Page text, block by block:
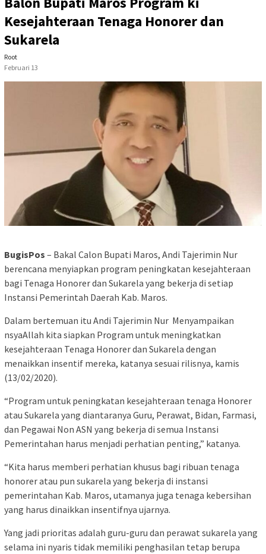
Kesejahteraan Tenaga Honorer dan
Sukarela
Root
Februari 13
BugisPos – Bakal Calon Bupati Maros, Andi Tajerimin Nur
berencana menyiapkan program peningkatan kesejahteraan
bagi Tenaga Honorer dan Sukarela yang bekerja di setiap
Instansi Pemerintah Daerah Kab. Maros.
Dalam bertemuan itu Andi Tajerimin Nur Menyampaikan
nsyaAllah kita siapkan Program untuk meningkatkan
kesejahteraan Tenaga Honorer dan Sukarela dengan
menaikkan insentif mereka, katanya sesuai rilisnya, kamis
(13/02/2020).
“Program untuk peningkatan kesejahteraan tenaga Honorer
atau Sukarela yang diantaranya Guru, Perawat, Bidan, Farmasi,
dan Pegawai Non ASN yang bekerja di semua Instansi
Pemerintahan harus menjadi perhatian penting,” katanya.
“Kita harus memberi perhatian khusus bagi ribuan tenaga
honorer atau pun sukarela yang bekerja di instansi
pemerintahan Kab. Maros, utamanya juga tenaga kebersihan
yang harus dinaikkan insentifnya ujarnya.
Yang jadi prioritas adalah guru-guru dan perawat sukarela yang
selama ini nyaris tidak memiliki penghasilan tetap berupa